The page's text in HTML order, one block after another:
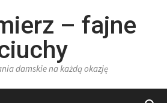
– fajne
damskie na każdą okazję